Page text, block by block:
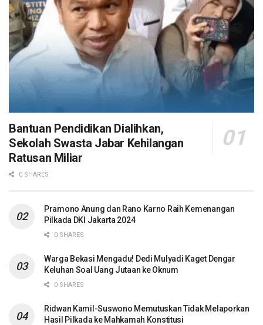
Bantuan Pendidikan Dialihkan,
Sekolah Swasta Jabar Kehilangan
Ratusan Miliar
0 SHARES
Pramono Anung dan Rano Karno Raih Kemenangan
Pilkada DKI Jakarta 2024
0 SHARES
Warga Bekasi Mengadu! Dedi Mulyadi Kaget Dengar
Keluhan Soal Uang Jutaan ke Oknum
0 SHARES
Ridwan Kamil-Suswono Memutuskan Tidak Melaporkan
Hasil Pilkada ke Mahkamah Konstitusi